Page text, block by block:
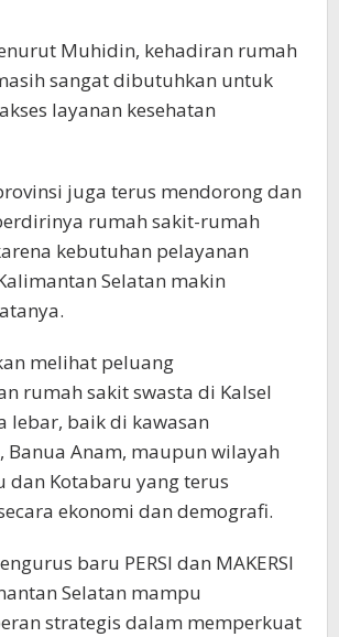
Muhidin, kehadiran rumah
sangat dibutuhkan untuk
layanan kesehatan
juga terus mendorong dan
rumah sakit-rumah
kebutuhan pelayanan
Selatan makin
melihat peluang
rumah sakit swasta di Kalsel
lebar, baik di kawasan
Banua Anam, maupun wilayah
dan Kotabaru yang terus
ekonomi dan demografi.
baru PERSI dan MAKERSI
Selatan mampu
strategis dalam memperkuat